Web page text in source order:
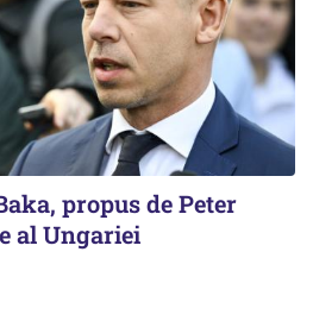
propus de Peter
al Ungariei